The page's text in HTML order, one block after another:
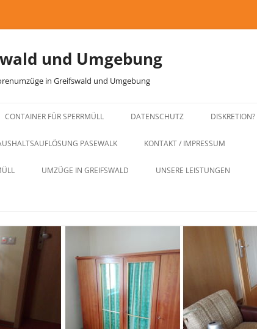
und Umgebung
in Greifswald und Umgebung
Inhalt
CONTAINER FÜR SPERRMÜLL DATENSCHUTZ DISKRETION?
PASEWALK KONTAKT / IMPRESSUM
UMZÜGE IN GREIFSWALD UNSERE LEISTUNGEN